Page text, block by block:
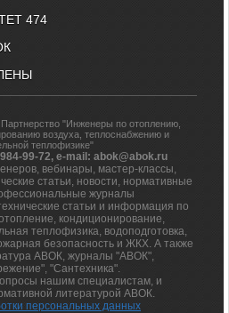
474
"Инженеры по отоплению,
воздуха, теплоснабжению и
теплофизике"
99-72, e-mail: abok@abok.ru
вебинары, мастер-классы,
статьи, новости, нормативные
журналы
статьи и информация по
кондиционирование,
теплофизика, водоподготовка,
безопасность и ЖКХ. А также
АВОК, журналы "АВОК",
"Сантехника".
нашим специалистам, и
литературой АВОК.
персональных данных